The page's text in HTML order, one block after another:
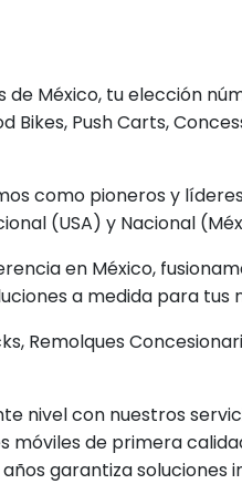
de México, tu elección
Bikes, Push Carts,
como pioneros y
(USA) y Nacional
en México,
a medida para tus
Remolques
nivel con nuestros
móviles de primera
garantiza soluciones